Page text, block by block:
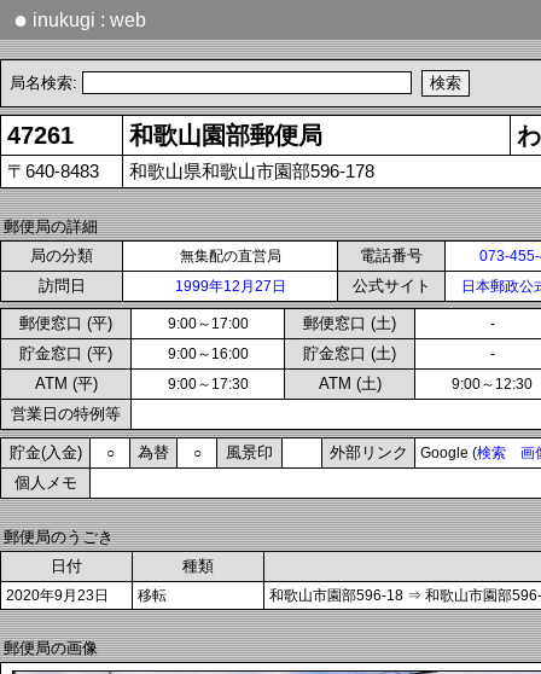
● inukugi : web
局名検索:
47261 和歌山園部郵便局
〒640-8483 和歌山県和歌山市園部596-178
郵便局の詳細
局の分類
無集配の直営局 電話番号 073-
訪問日 1999年12月27日 公式サイト 日本郵政公
郵便窓口 (平) 9:00～17:00 郵便窓口 (土) -
貯金窓口 (平) 9:00～16:00 貯金窓口 (土) -
ATM (平) 9:00～17:30 ATM (土) 9:00～12:30
営業日の特例等
貯金(入金) ○ 為替 ○ 風景印 外部リンク Google (検索 画
個人メモ
郵便局のうごき
日付
種類
2020年9月23日 移転 和歌山市園部596-18 ⇒ 和歌山市園部
郵便局の画像